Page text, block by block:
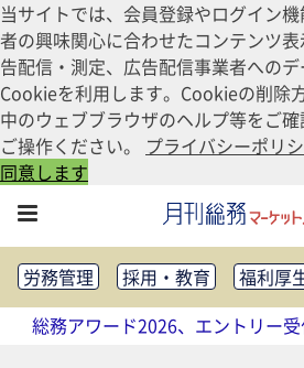
当サイトでは、会員登録やログイン
者の興味関心に合わせたコンテンツ
告配信・測定、広告配信事業者への
Cookieを利用します。Cookieの削除
中のウェブブラウザのヘルプ等をご
ご操作ください。 プライバシーポリ
同意します
労務管理 採用・教育
福利厚
健康経営
働き方改革
法務・コンプライアンス
総務アワード2026、エントリー受